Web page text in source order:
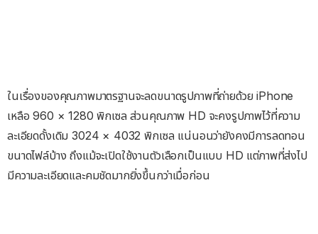
ในเรื่องของคุณภาพมาตรฐานจะลดขนาดรูปภาพที่ถ่ายด้วย iPhone
เหลือ 960 × 1280 พิกเซล ส่วนคุณภาพ HD จะคงรูปภาพไว้ที่ความ
ละเอียดดั้งเดิม 3024 × 4032 พิกเซล แน่นอนว่ายังคงมีการลดทอน
ขนาดไฟล์บ้าง ถึงแม้จะเปิดใช้งานตัวเลือกเป็นแบบ HD แต่ภาพที่ส่งไป
มีความละเอียดและคมชัดมากยิ่งขึ้นกว่าเมื่อก่อน